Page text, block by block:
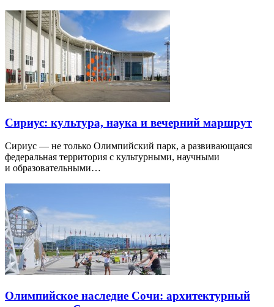
Сириус: культура, наука и вечерний маршрут
Сириус — не только Олимпийский парк, а развивающаяся
федеральная территория с культурными, научными
и образовательными…
Олимпийское наследие Сочи: архитектурный